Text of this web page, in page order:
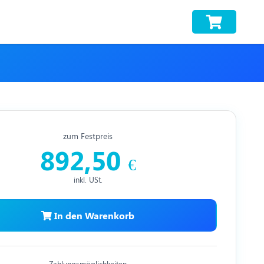
zum Festpreis
892,50 €
inkl. USt.
In den Warenkorb